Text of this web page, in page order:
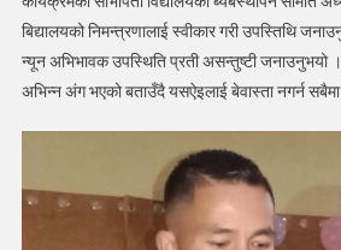
बिद्यालयको निमन्त्रणालाई स्वीकार गरी उपस्तिथि
न्यून अभिभावक उपस्थिति प्रती असन्तुष्टी जनाउनुभयो ।
अभिन्न अंग भएको बताउँदै यसऐइलाई बेवास्ता नगर्न सबैमा